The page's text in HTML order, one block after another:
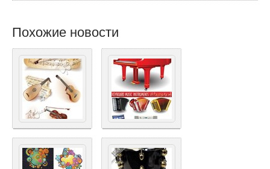
Похожие новости